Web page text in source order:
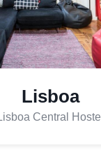
Lisboa
Central Hostel